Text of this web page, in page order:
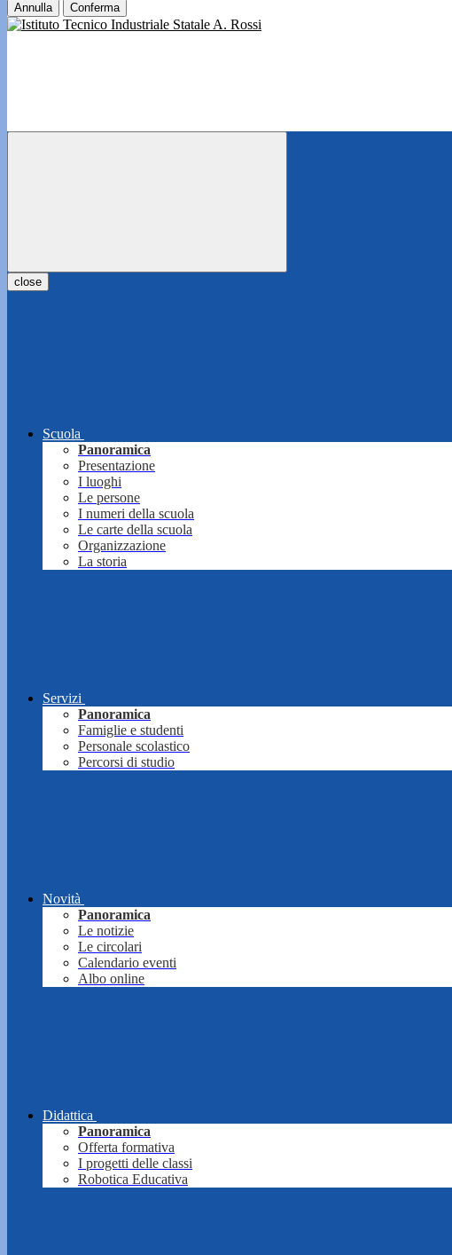
Annulla Conferma
close
Scuola
Panoramica
Presentazione
I luoghi
Le persone
I numeri della scuola
Le carte della scuola
Organizzazione
La storia
Servizi
Panoramica
Famiglie e studenti
Personale scolastico
Percorsi di studio
Novità
Panoramica
Le notizie
Le circolari
Calendario eventi
Albo online
Didattica
Panoramica
Offerta formativa
I progetti delle classi
Robotica Educativa